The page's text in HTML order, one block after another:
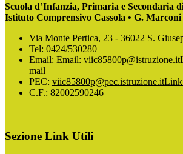
Scuola d’Infanzia, Primaria e Secondaria
Istituto Comprensivo Cassola • G. Marconi
Via Monte Pertica, 23 - 36022 S.
Tel: 0424/530280
Email: Email: viic85800p@istruzione.it
mail
PEC: viic85800p@pec.istruzione.itLink
C.F.: 82002590246
Sezione Link Utili